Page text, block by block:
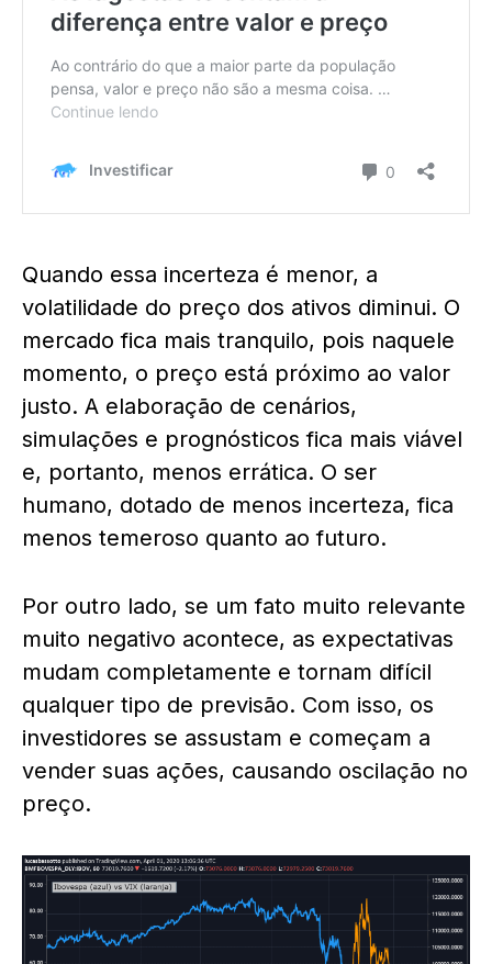
Quando essa incerteza é menor, a
volatilidade do preço dos ativos diminui. O
mercado fica mais tranquilo, pois naquele
momento, o preço está próximo ao valor
justo. A elaboração de cenários,
simulações e prognósticos fica mais viável
e, portanto, menos errática. O ser
humano, dotado de menos incerteza, fica
menos temeroso quanto ao futuro.
Por outro lado, se um fato muito relevante
muito negativo acontece, as expectativas
mudam completamente e tornam difícil
qualquer tipo de previsão. Com isso, os
investidores se assustam e começam a
vender suas ações, causando oscilação no
preço.